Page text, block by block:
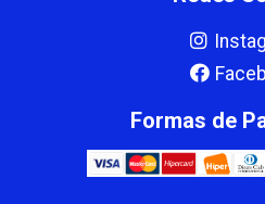
Formas de